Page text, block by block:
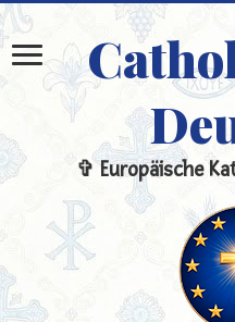
✞ Europäische